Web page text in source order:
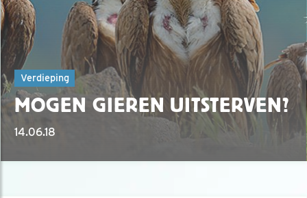
Verdieping
MOGEN GIEREN UITSTERVEN?
14.06.18